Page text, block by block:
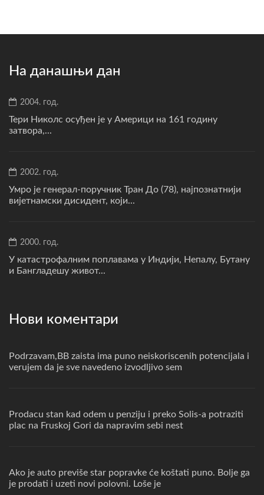
На данашњи дан
2004. год.
Тери Николс осуђен је у Америци на 161 годину
затвора,...
2002. год.
Умро је генерал-поручник Тран До (78), најпознатнији
вијетнамски дисидент, који...
2000. год.
У катастрофалним поплавама у Индији, Непалу, Бутану
и Бангладешу живот...
Нови коментари
Podrzavam,BB zaista ima puno neiskoriscenih potencijala i
verujem da je sve navedeno izvodljivo sem
Prodacu stan kad odem u penziju i preko Solis-a potraziti
plac na Fruskoj Gori da napravim sebi nest
Ako je auto previše star popravke će koštati puno. Bolje ga
je prodati i uzeti novi polovni. Loše je